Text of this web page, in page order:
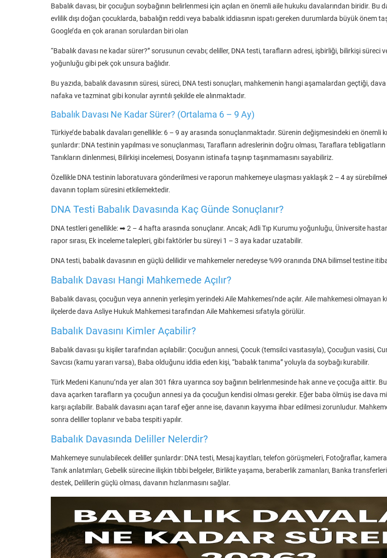
Babalık davası, bir çocuğun soybağının belirlenmesi için açılan en önemli aile hukuku davalarından biridir. Bu
evlilik dışı doğan çocuklarda, babalığın reddi veya babalık iddiasının ispatı gereken durumlarda büyük önem
Google’da en çok aranan sorulardan biri olan
“Babalık davası ne kadar sürer?” sorusunun cevabı; deliller, DNA testi, tarafların adresi, işbirliği, bilirkişi süreci
yoğunluğu gibi pek çok unsura bağlıdır.
Bu yazıda, babalık davasının süresi, süreci, DNA testi sonuçları, mahkemenin hangi aşamalardan geçtiği,
nafaka ve tazminat gibi konular ayrıntılı şekilde ele alınmaktadır.
Babalık Davası Ne Kadar Sürer? (Ortalama 6 – 9 Ay)
Türkiye’de babalık davaları genellikle: 6 – 9 ay arasında sonuçlanmaktadır. Sürenin değişmesindeki en önemli
şunlardır: DNA testinin yapılması ve sonuçlanması, Tarafların adreslerinin doğru olması, Taraflara tebligatların
Tanıkların dinlenmesi, Bilirkişi incelemesi, Dosyanın istinafa taşınıp taşınmamasını sayabiliriz.
Özellikle DNA testinin laboratuvara gönderilmesi ve raporun mahkemeye ulaşması yaklaşık 2 – 4 ay
davanın toplam süresini etkilemektedir.
DNA Testi Babalık Davasında Kaç Günde Sonuçlanır?
DNA testleri genellikle: ➡ 2 – 4 hafta arasında sonuçlanır. Ancak; Adli Tıp Kurumu yoğunluğu, Üniversite
rapor sırası, Ek inceleme talepleri, gibi faktörler bu süreyi 1 – 3 aya kadar uzatabilir.
DNA testi, babalık davasının en güçlü delilidir ve mahkemeler neredeyse %99 oranında DNA bilimsel testine
Babalık Davası Hangi Mahkemede Açılır?
Babalık davası, çocuğun veya annenin yerleşim yerindeki Aile Mahkemesi’nde açılır. Aile mahkemesi olmayan
ilçelerde dava Asliye Hukuk Mahkemesi tarafından Aile Mahkemesi sıfatıyla görülür.
Babalık Davasını Kimler Açabilir?
Babalık davası şu kişiler tarafından açılabilir: Çocuğun annesi, Çocuk (temsilci vasıtasıyla), Çocuğun vasisi,
Savcısı (kamu yararı varsa), Baba olduğunu iddia eden kişi, “babalık tanıma” yoluyla da soybağı kurabilir.
Türk Medeni Kanunu’nda yer alan 301 fıkra uyarınca soy bağının belirlenmesinde hak anne ve çocuğa aittir.
dava açarken tarafların ya çocuğun annesi ya da çocuğun kendisi olması gerekir. Eğer baba ölmüş ise dava
karşı açılabilir. Babalık davasını açan taraf eğer anne ise, davanın kayyıma ihbar edilmesi zorunludur.
sonra deliller toplanır ve baba tespiti yapılır.
Babalık Davasında Deliller Nelerdir?
Mahkemeye sunulabilecek deliller şunlardır: DNA testi, Mesaj kayıtları, telefon görüşmeleri, Fotoğraflar, kamera
Tanık anlatımları, Gebelik sürecine ilişkin tıbbi belgeler, Birlikte yaşama, beraberlik zamanları, Banka
destek, Delillerin güçlü olması, davanın hızlanmasını sağlar.